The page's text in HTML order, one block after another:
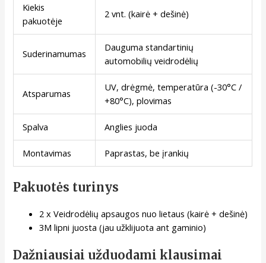
Kiekis
pakuotėje
2 vnt. (kairė + dešinė)
Suderinamumas
Dauguma standartinių
automobilių veidrodėlių
Atsparumas
UV, drėgmė, temperatūra (-30°C /
+80°C), plovimas
Spalva Anglies juoda
Montavimas Paprastas, be įrankių
Pakuotės turinys
2 x Veidrodėlių apsaugos nuo lietaus (kairė + dešinė)
3M lipni juosta (jau užklijuota ant gaminio)
Dažniausiai užduodami klausimai